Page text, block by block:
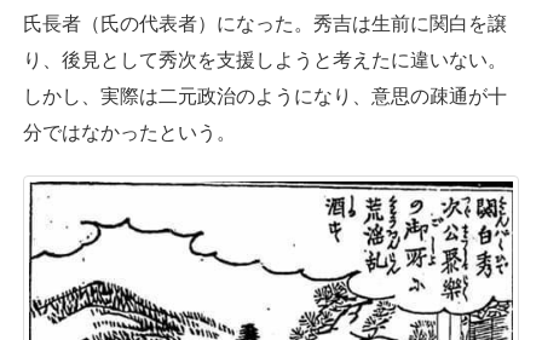
氏長者（氏の代表者）になった。秀吉は生前に関白を譲
り、後見として秀次を支援しようと考えたに違いない。
しかし、実際は二元政治のようになり、意思の疎通が十
分ではなかったという。